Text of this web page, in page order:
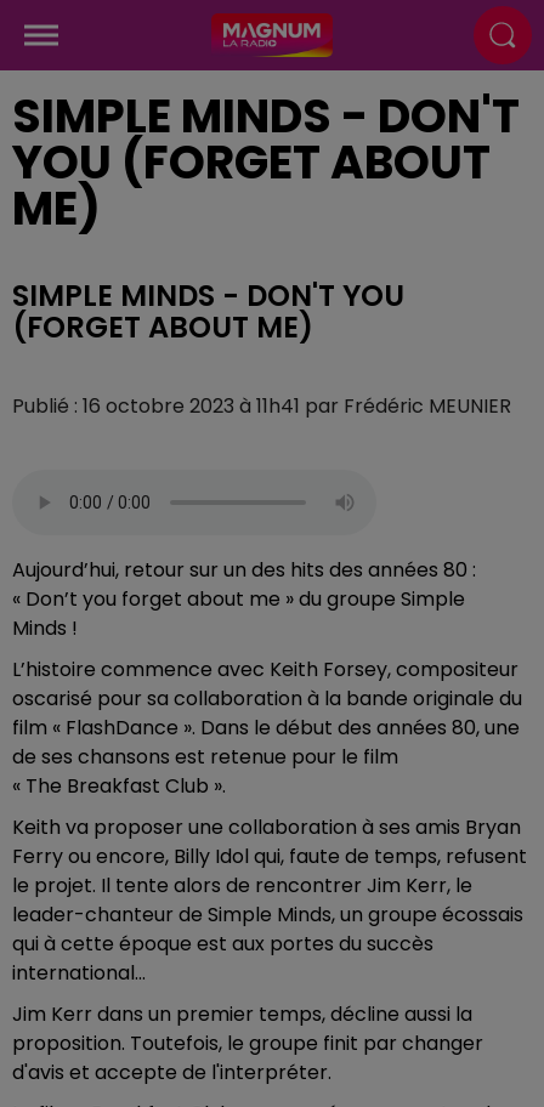
SIMPLE MINDS - DON'T
YOU (FORGET ABOUT
ME)
SIMPLE MINDS - DON'T YOU
(FORGET ABOUT ME)
Publié : 16 octobre 2023 à 11h41 par Frédéric MEUNIER
Aujourd’hui, retour sur un des hits des années 80 :
« Don’t you forget about me » du groupe Simple
Minds !
L’histoire commence avec Keith Forsey, compositeur
oscarisé pour sa collaboration à la bande originale du
film « FlashDance ». Dans le début des années 80, une
de ses chansons est retenue pour le film
« The Breakfast Club ».
Keith va proposer une collaboration à ses amis Bryan
Ferry ou encore, Billy Idol qui, faute de temps, refusent
le projet. Il tente alors de rencontrer Jim Kerr, le
leader-chanteur de Simple Minds, un groupe écossais
qui à cette époque est aux portes du succès
international...
Jim Kerr dans un premier temps, décline aussi la
proposition. Toutefois, le groupe finit par changer
d'avis et accepte de l'interpréter.